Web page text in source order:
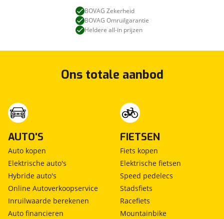
BOVAG Zekerheid
BOVAG Omruilgarantie
Heldere all-in prijzen
Ons totale aanbod
AUTO'S
Auto kopen
Elektrische auto's
Hybride auto's
Online Autoverkoopservice
Inruilwaarde berekenen
Auto financieren
FIETSEN
Fiets kopen
Elektrische fietsen
Speed pedelecs
Stadsfiets
Racefiets
Mountainbike